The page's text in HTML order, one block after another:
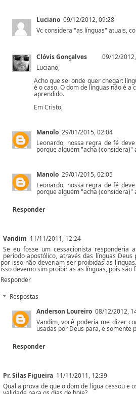
Luciano 09/12/2012, 09:28
Vc considera "as línguas" atuais,
Clóvis Gonçalves
09/12/
Luciano,
Acho que sei onde quer chegar:
é o caso. O dom de línguas não é
aprendido.
Em Cristo,
Manolo 29/01/2015, 02:04
Leonardo, nossa regra de fé
porque alguém "acha (considera)"
Manolo 29/01/2015, 02:05
Leonardo, nossa regra de fé
porque alguém "acha (considera)"
Responder
Vandim 11/11/2011, 12:24
Se eu fosse um cessacionista responderia
período apostólico, através das línguas
por isso não deveriam ser proibidas as
isso devemo sim proibir as as línguas, pois
Responder
Respostas
Anderson Loureiro 08/12/2012,
Vandim, você poderia me dizer
usadas por Deus para, e somente
Responder
Pr. Silas Figueira 11/11/2011, 12:39
Qual a prova de que o dom de lígua cessou e